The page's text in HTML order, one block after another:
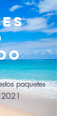
paquetes
2021